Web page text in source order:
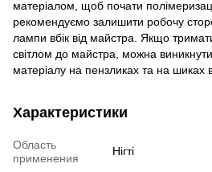
матеріалом, щоб почати
рекомендуємо залишити робочу
лампи вбік від майстра. Якщо
світлом до майстра, можна
матеріалу на пензликах та на шиках
Характеристики
Область
применения
Нігті